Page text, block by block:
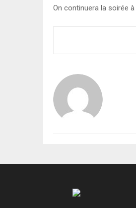
On continuera la soirée